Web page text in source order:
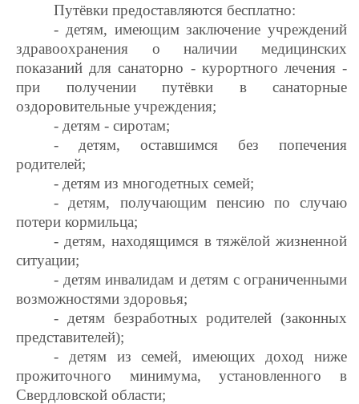
Путёвки предоставляются бесплатно:
- детям, имеющим заключение учреждений
здравоохранения о наличии медицинских
показаний для санаторно - курортного лечения -
при получении путёвки в санаторные
оздоровительные учреждения;
- детям - сиротам;
- детям, оставшимся без попечения
родителей;
- детям из многодетных семей;
- детям, получающим пенсию по случаю
потери кормильца;
- детям, находящимся в тяжёлой жизненной
ситуации;
- детям инвалидам и детям с ограниченными
возможностями здоровья;
- детям безработных родителей (законных
представителей);
- детям из семей, имеющих доход ниже
прожиточного минимума, установленного в
Свердловской области;